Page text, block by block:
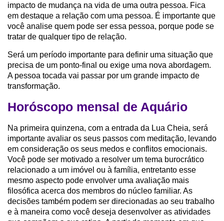
impacto de mudança na vida de uma outra pessoa. Fica
em destaque a relação com uma pessoa. É importante que
você analise quem pode ser essa pessoa, porque pode se
tratar de qualquer tipo de relação.
Será um período importante para definir uma situação que
precisa de um ponto-final ou exige uma nova abordagem.
A pessoa tocada vai passar por um grande impacto de
transformação.
Horóscopo mensal de Aquário
Na primeira quinzena, com a entrada da Lua Cheia, será
importante avaliar os seus passos com meditação, levando
em consideração os seus medos e conflitos emocionais.
Você pode ser motivado a resolver um tema burocrático
relacionado a um imóvel ou à família, entretanto esse
mesmo aspecto pode envolver uma avaliação mais
filosófica acerca dos membros do núcleo familiar. As
decisões também podem ser direcionadas ao seu trabalho
e à maneira como você deseja desenvolver as atividades